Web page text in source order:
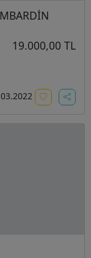
19.000,00 TL